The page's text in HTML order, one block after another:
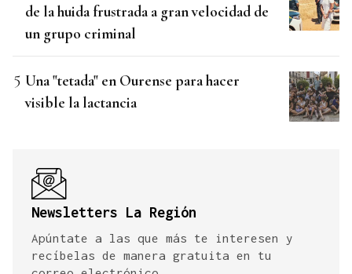
de la huida frustrada a gran velocidad de
un grupo criminal
Una "tetada" en Ourense para hacer
visible la lactancia
Newsletters La Región
Apúntate a las que más te interesen y
recíbelas de manera gratuita en tu